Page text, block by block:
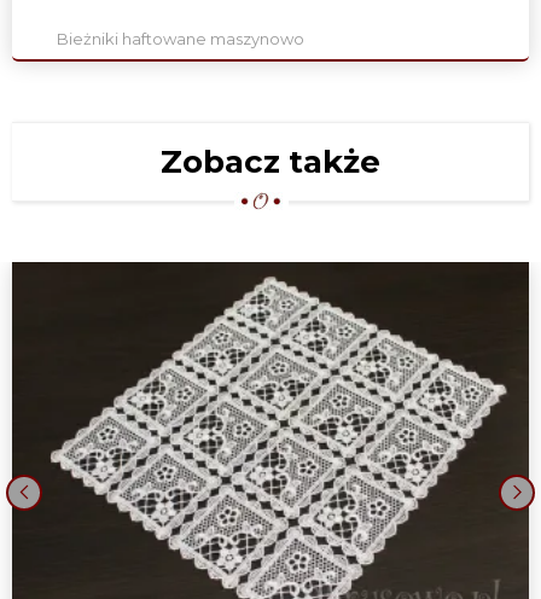
Bieżniki haftowane maszynowo
Zobacz także